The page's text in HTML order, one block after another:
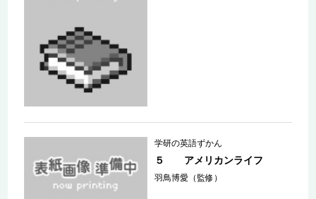
学研の英語ずかん
５ アメリカンライフ
羽鳥博愛（監修）